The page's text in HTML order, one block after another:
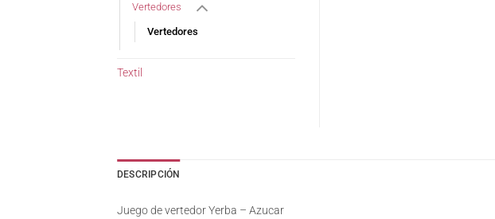
Vertedores
Vertedores
Textil
DESCRIPCIÓN
Juego de vertedor Yerba – Azucar